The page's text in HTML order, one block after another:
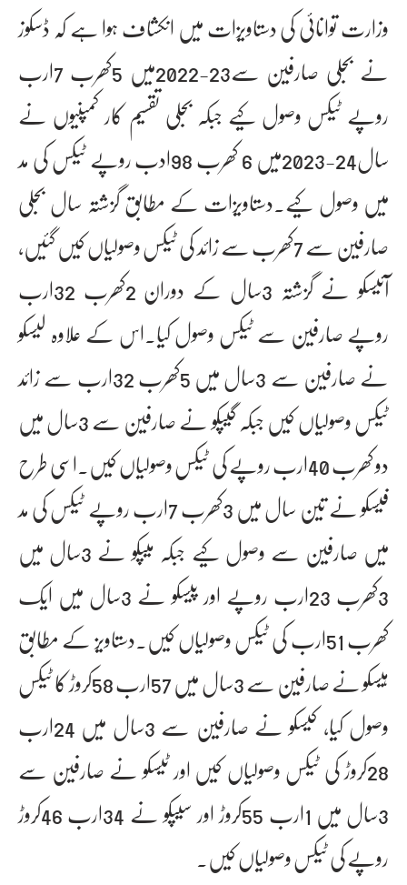
وزارت توانائی کی دستاویزات میں انکشاف ہوا ہے کہ ڈسکوز
نے بجلی صارفین سے23-2022میں 5کھرب 7ارب
روپے ٹیکس وصول کیے جبکہ بجلی تقسیم کار کمپنیوں نے
سال24-2023میں 6 کھرب 98ادب روپے ٹیکس کی مد
میں وصول کیے۔دستاویزات کے مطابق گزشتہ سال بجلی
صارفین سے 7کھرب سے زائد کی ٹیکس وصولیاں کیں گئیں،
آئیسکو نے گزشتہ 3سال کے دوران 2کھرب 32ارب
روپے صارفین سے ٹیکس وصول کیا۔اس کے علاوہ لیسکو
نے صارفین سے 3سال میں 5کھرب 32ارب سے زائد
ٹیکس وصولیاں کیں جبکہ گیپکو نے صارفین سے 3سال میں
دو کھرب 40ارب روپے کی ٹیکس وصولیاں کیں۔اسی طرح
فیسکو نے تین سال میں 3کھرب 7ارب روپے ٹیکس کی مد
میں صارفین سے وصول کیے جبکہ میپکو نے 3سال میں
3کھرب 23ارب روپے اور پیسکو نے 3سال میں ایک
کھرب 51ارب کی ٹیکس وصولیاں کیں۔دستاویز کے مطابق
ہیسکو نے صارفین سے 3سال میں 57ارب 58کروڑ کا ٹیکس
وصول کیا، کیسکو نے صارفین سے 3سال میں 24ارب
28کروڑ کی ٹیکس وصولیاں کیں اور ٹیسکو نے صارفین سے
3سال میں 1ارب 55کروڑ اور سیپکو نے 34ارب 46کروڑ
روپے کی ٹیکس وصولیاں کیں۔